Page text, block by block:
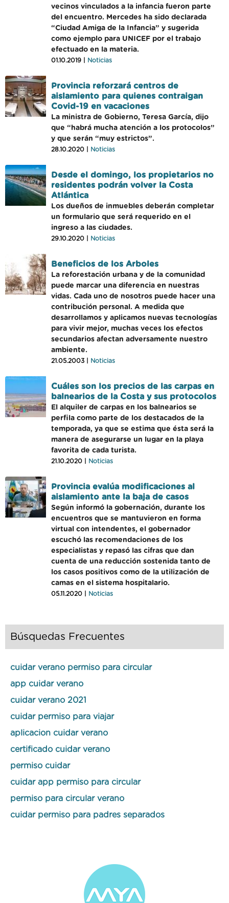
vecinos vinculados a la infancia fueron parte
del encuentro. Mercedes ha sido declarada
“Ciudad Amiga de la Infancia” y sugerida
como ejemplo para UNICEF por el trabajo
efectuado en la materia.
01.10.2019 | Noticias
Provincia reforzará centros de
aislamiento para quienes contraigan
Covid-19 en vacaciones
La ministra de Gobierno, Teresa García, dijo
que “habrá mucha atención a los protocolos”
y que serán “muy estrictos”.
28.10.2020 | Noticias
Desde el domingo, los propietarios no
residentes podrán volver la Costa
Atlántica
Los dueños de inmuebles deberán completar
un formulario que será requerido en el
ingreso a las ciudades.
29.10.2020 | Noticias
Beneficios de los Arboles
La reforestación urbana y de la comunidad
puede marcar una diferencia en nuestras
vidas. Cada uno de nosotros puede hacer una
contribución personal. A medida que
desarrollamos y aplicamos nuevas tecnologías
para vivir mejor, muchas veces los efectos
secundarios afectan adversamente nuestro
ambiente.
21.05.2003 | Noticias
Cuáles son los precios de las carpas en
balnearios de la Costa y sus protocolos
El alquiler de carpas en los balnearios se
perfila como parte de los destacados de la
temporada, ya que se estima que ésta será la
manera de asegurarse un lugar en la playa
favorita de cada turista.
21.10.2020 | Noticias
Provincia evalúa modificaciones al
aislamiento ante la baja de casos
Según informó la gobernación, durante los
encuentros que se mantuvieron en forma
virtual con intendentes, el gobernador
escuchó las recomendaciones de los
especialistas y repasó las cifras que dan
cuenta de una reducción sostenida tanto de
los casos positivos como de la utilización de
camas en el sistema hospitalario.
05.11.2020 | Noticias
Búsquedas Frecuentes
cuidar verano permiso para circular
app cuidar verano
cuidar verano 2021
cuidar permiso para viajar
aplicacion cuidar verano
certificado cuidar verano
permiso cuidar
cuidar app permiso para circular
permiso para circular verano
cuidar permiso para padres separados